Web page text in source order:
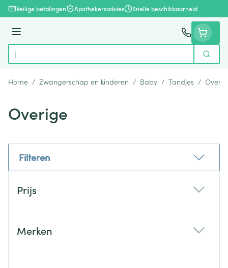
Ga naar de inhoud
Veilige betalingen Apothekersadvies Snelle beschikbaarheid
Menu
Product, merk, categorie...
Zoek
Home / Zwangerschap en kinderen / Baby / Tandjes /
Overige
Filteren
Prijs
Merken